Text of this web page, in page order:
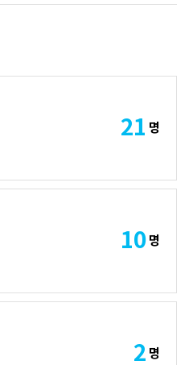
21 명
10 명
2 명